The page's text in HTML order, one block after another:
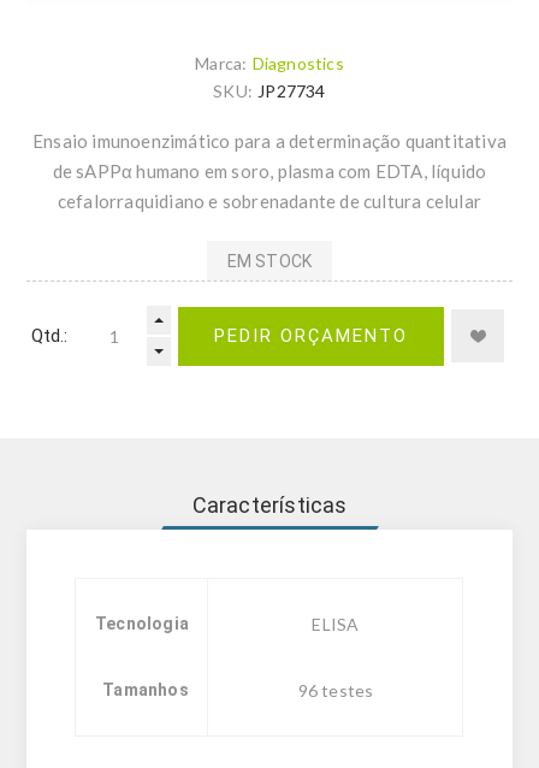
Marca: Diagnostics
SKU: JP27734
Ensaio imunoenzimático para a determinação quantitativa
de sAPPα humano em soro, plasma com EDTA, líquido
cefalorraquidiano e sobrenadante de cultura celular
EM STOCK
Qtd.: PEDIR ORÇAMENTO
Características
Tecnologia ELISA
Tamanhos 96 testes